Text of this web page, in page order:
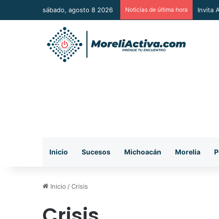
sábado, agosto 8 2026 Noticias de última hora
Inicio Sucesos Michoacán Morelia
Inicio /Crisis